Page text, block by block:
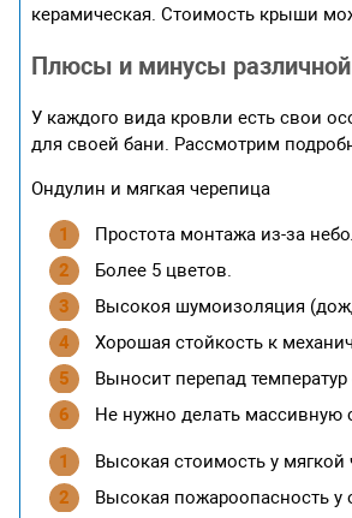
керамическая. Стоимость крыши
Плюсы и минусы
У каждого вида кровли есть свои
для своей бани. Рассмотрим
Ондулин и мягкая черепица
Простота монтажа из-за
Более 5 цветов.
Высокоя шумоизоляция
Хорошая стойкость к
Выносит перепад температур
Не нужно делать массивную
Высокая стоимость у мягкой
Высокая пожароопасность у